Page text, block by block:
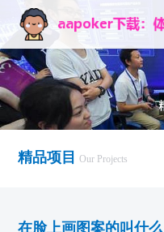
精品项目 Our Projects
在脸上画图案的叫什么